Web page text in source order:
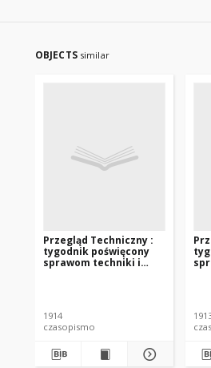
OBJECTS similar
Przegląd Techniczny :
tygodnik poświęcony
sprawom techniki i
1914
czasopismo